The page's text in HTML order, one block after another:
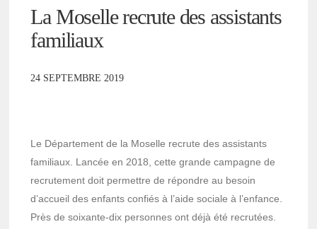
La Moselle recrute des assistants
familiaux
24 SEPTEMBRE 2019
Le Département de la Moselle recrute des assistants
familiaux. Lancée en 2018, cette grande campagne de
recrutement doit permettre de répondre au besoin
d’accueil des enfants confiés à l’aide sociale à l’enfance.
Près de soixante-dix personnes ont déjà été recrutées.